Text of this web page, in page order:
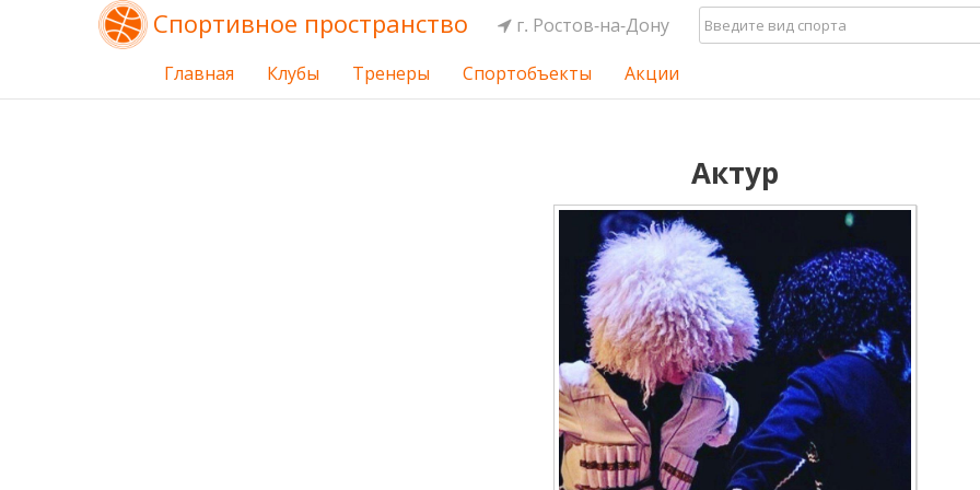
Спортивное пространство г. Ростов-на-Дону
Главная Клубы Тренеры Спортобъекты Акции
Актур